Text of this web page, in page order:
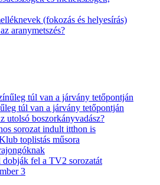
(fokozás és helyesírás)
aranymetszés?
túl van a járvány tetőpontján
utolsó boszorkányvadász?
sorozat indult itthon is
toplistás műsora
fel a TV2 sorozatát
3